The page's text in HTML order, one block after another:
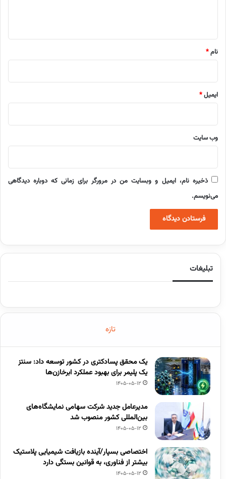
نام*
ایمیل*
وب‌ سایت
ذخیره نام، ایمیل و وبسایت من در مرورگر برای زمانی که دوباره دیدگاهی
می‌نویسم.
تبلیغات
تازه
یک محقق پسادکتری در کشور توسعه داد: سنتز
یک پلیمر برای بهبود عملکرد ابرخازن‌ها
1405-05-12
مدیرعامل جدید شرکت سهامی نمایشگاه‌های
بین‌المللی کشور منصوب شد
1405-05-12
اختصاصی بسپار/آینده بازیافت شیمیایی پلاستیک
بیشتر از فناوری، به قوانین بستگی دارد
1405-05-12